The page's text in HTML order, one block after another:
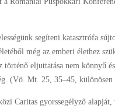
segíteni katasztrófa
még az emberi élethez
történő eljuttatása nem könnyű
(Vö. Mt. 25, 35–45, különösen
Caritas gyorssegélyző